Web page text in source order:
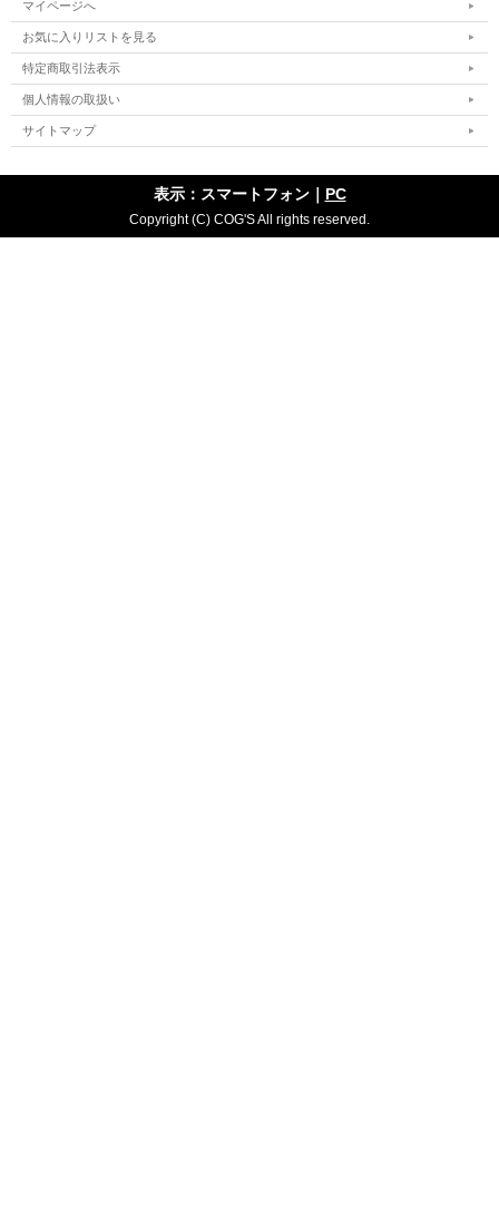
マイページへ
お気に入りリストを見る
特定商取引法表示
個人情報の取扱い
サイトマップ
表示：スマートフォン｜ PC
Copyright (C) COG'S All rights reserved.